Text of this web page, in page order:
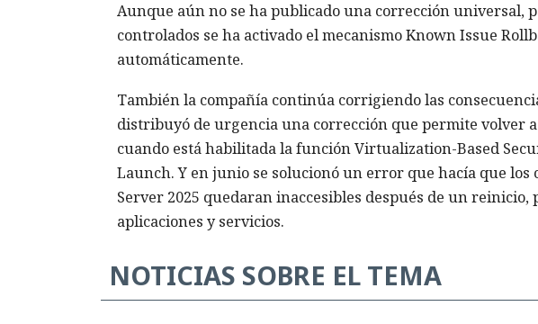
Aunque aún no se ha publicado una corrección universal,
controlados se ha activado el mecanismo Known Issue
automáticamente.
También la compañía continúa corrigiendo las
distribuyó de urgencia una corrección que permite volver
cuando está habilitada la función Virtualization-Based
Launch. Y en junio se solucionó un error que hacía que
Server 2025 quedaran inaccesibles después de un
aplicaciones y servicios.
NOTICIAS SOBRE EL TEMA